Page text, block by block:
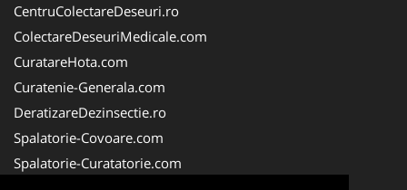
CentruColectareDeseuri.ro
ColectareDeseuriMedicale.com
CuratareHota.com
Curatenie-Generala.com
DeratizareDezinsectie.ro
Spalatorie-Covoare.com
Spalatorie-Curatatorie.com